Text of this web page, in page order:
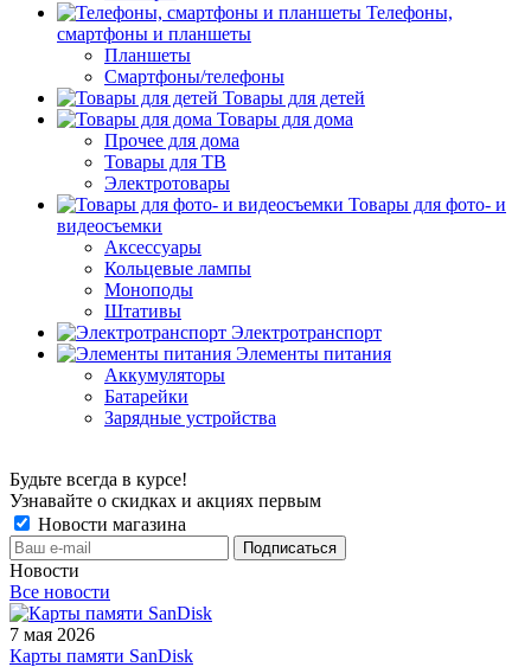
Телефоны,
смартфоны и планшеты
Планшеты
Смартфоны/телефоны
Товары для детей
Товары для дома
Прочее для дома
Товары для ТВ
Электротовары
Товары для фото- и
видеосъемки
Аксессуары
Кольцевые лампы
Моноподы
Штативы
Электротранспорт
Элементы питания
Аккумуляторы
Батарейки
Зарядные устройства
Будьте всегда в курсе!
Узнавайте о скидках и акциях первым
Новости магазина
Новости
Все новости
7 мая 2026
Карты памяти SanDisk